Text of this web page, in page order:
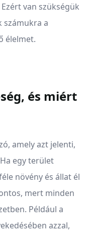
van szükségük
számukra a
élelmet.
és miért
amely azt jelenti,
egy terület
növény és állat él
mert minden
Például a
azzal,